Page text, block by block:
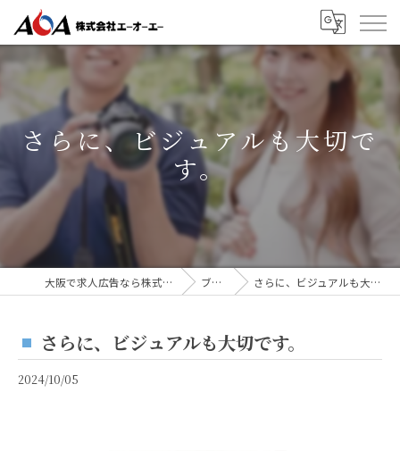
さらに、ビジュアルも大切で
す。
大阪で求人広告なら株式会社AOA ブログ さらに、ビジュアルも大切です。
さらに、ビジュアルも大切です。
2024/10/05